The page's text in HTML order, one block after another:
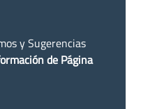
y Sugerencias
de Página